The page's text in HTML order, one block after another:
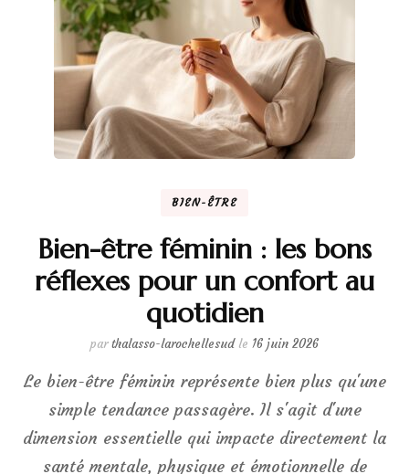
BIEN-ÊTRE
Bien-être féminin : les bons
réflexes pour un confort au
quotidien
parthalasso-larochellesud le 16 juin 2026
Le bien-être féminin représente bien plus qu'une
simple tendance passagère. Il s'agit d'une
dimension essentielle qui impacte directement la
santé mentale, physique et émotionnelle de